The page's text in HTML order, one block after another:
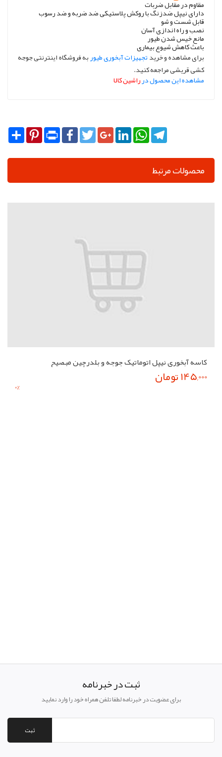
مقاوم در مقابل ضربات
دارای نیپل ضدزنگ با روکش پلاستیکی ضد ضربه و ضد رسوب
قابل شست و شو
نصب و راه اندازی آسان
مانع خیس شدن طیور
باعث کاهش شیوع بیماری
برای مشاهده و خریدتجهیزات آبخوری طیوربه فروشگاه اینترنتی جوجه
کشی قریشی مراجعه کنید.
مشاهده این محصول درراشین کالا
Share PinterestPrint FacebookTwitterGoogle+LinkedInWhatsApp
محصولات مرتبط
کاسه آبخوری نیپل اتوماتیک جوجه و بلدرچین مبصیح
145,000 تومان 0%
ثبت در خبرنامه
برای عضویت در خبرنامه لطفا تلفن همراه خود را وارد نمایید
ثبت